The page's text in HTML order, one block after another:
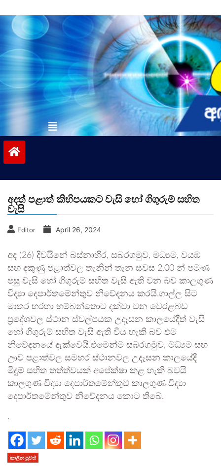
to
contentvinivida.lk
අදත් පළාත් කිහිපයකට වැසි හෝ ගිගුරුම් සහිත
වැසි
Editor April 26, 2024
අද (26) දිවයිනේ බස්නාහිර, සබරගමුව, මධ්‍යම, වයඹ
සහ දකුණු පළාත්වල තැනින් තැන සවස 2.00 න් පමණ
පසු වැසි හෝ ගිගුරුම් සහිත වැසි ඇති වන බව කාලගුණ
විද්‍යා දෙපාර්තමේන්තුව නිවේදනය කරයි.ගාල්ල සිට
මාතර හරහා හම්බන්තොට දක්වා වන වෙරළබඩ
ප්‍රදේශවල ස්ථාන ස්වල්පයක උදෑසන කාලයේදීත් වැසි
හෝ ගිගුරුම් සහිත වැසි ඇති විය හැකි බව එම
නිවේදනයේ දැක්වෙයි.එමෙන්ම සබරගමුව, මධ්‍යම සහ
ඌව පළාත්වල සමහර ස්ථානවල උදෑසන කාලයේදී
මීදුම් සහිත තත්ත්වයක් අපේක්ෂා කළ හැකි බවයි
කාලගුණ විද්‍යා දෙපාර්තමේන්තුව කාලගුණ විද්‍යා
දෙපාර්තමේන්තුව නිවේදනය කොට තිබේ.
.
කාලීන පුවත්